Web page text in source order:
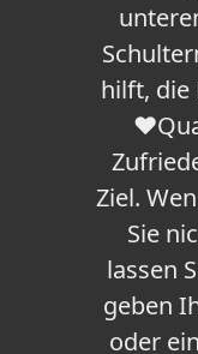
hilft, die
Ziel.
Sie
lassen
geben
oder